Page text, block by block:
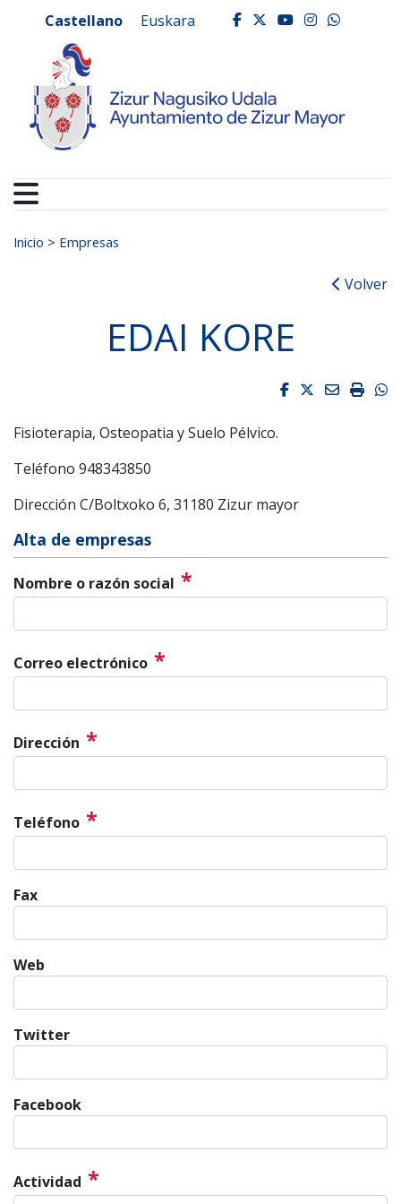
Ayuntamiento de
Castellano Euskara facebook
twitter
youtube
Buscar:
Inicio > Empresas
Volver
EDAI KORE
Facebook
Twitter
Email
Fisioterapia, Osteopatia y Suelo Pélvico.
Teléfono 948343850
Dirección C/Boltxoko 6, 31180 Zizur mayor
Alta de empresas
Nombre o razón social *
Correo electrónico *
Dirección *
Teléfono *
Fax
Web
Twitter
Facebook
Actividad *